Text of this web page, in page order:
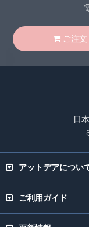
ご注文
日
アットデアについ
ご利用ガイド